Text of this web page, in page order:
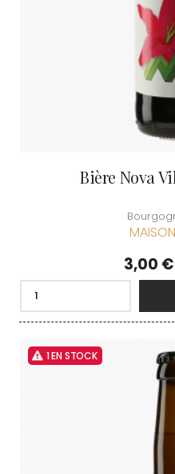
Bière Nova
Prix
3,00 €
1 EN STOCK